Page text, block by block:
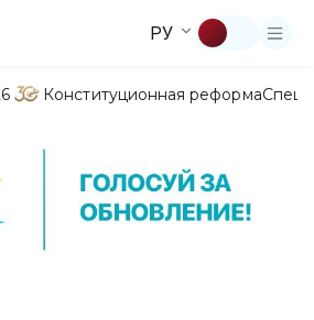
РУ
Конституционная реформа